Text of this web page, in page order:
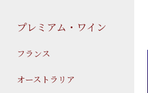
プレミアム・ワイン
フランス
オーストラリア